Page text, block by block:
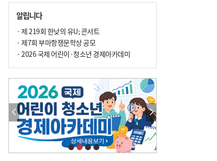
구·군 승진 축하화분 관행 없애자니 소상공인 울상
팩트체크[전체보기]
의령 한우산 털중나리
한 손 뉴스[전체보기]
시민이 개발한 폭염 대응 앱 ‘그늘로’ 길안내 지도 등 인기
골목 맛집 발굴 고메 셀렉션…부산시, 페스티벌 시월 연계
오늘의 날씨-[전체보기]
오늘의 날씨- 2026년 8월 7일
오늘의 날씨- 2026년 8월 6일
알립니다
· 제 219회 한낮의 유U; 콘서트
· 제7회 부마항쟁문학상 공모
· 2026 국제 어린이·청소년 경제아카데미